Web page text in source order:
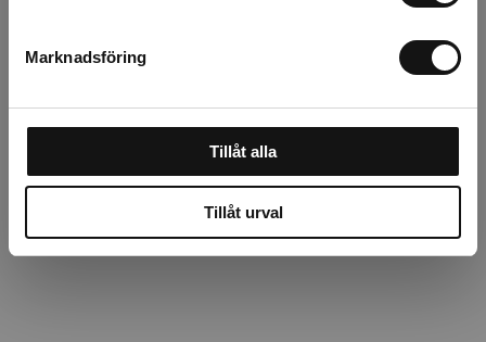
Marknadsföring
Tillåt alla
Tillåt urval